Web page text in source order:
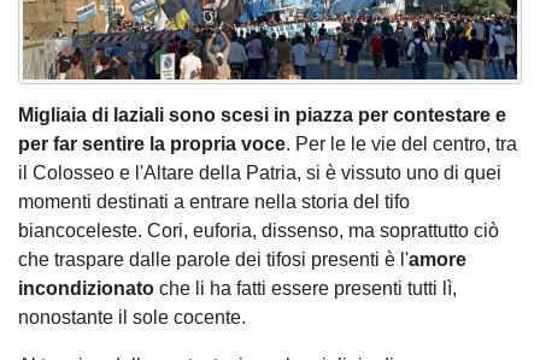
Migliaia di laziali sono scesi in piazza per contestare e
per far sentire la propria voce. Per le le vie del centro, tra
il Colosseo e l'Altare della Patria, si è vissuto uno di quei
momenti destinati a entrare nella storia del tifo
biancoceleste. Cori, euforia, dissenso, ma soprattutto ciò
che traspare dalle parole dei tifosi presenti è l'amore
incondizionato che li ha fatti essere presenti tutti lì,
nonostante il sole cocente.